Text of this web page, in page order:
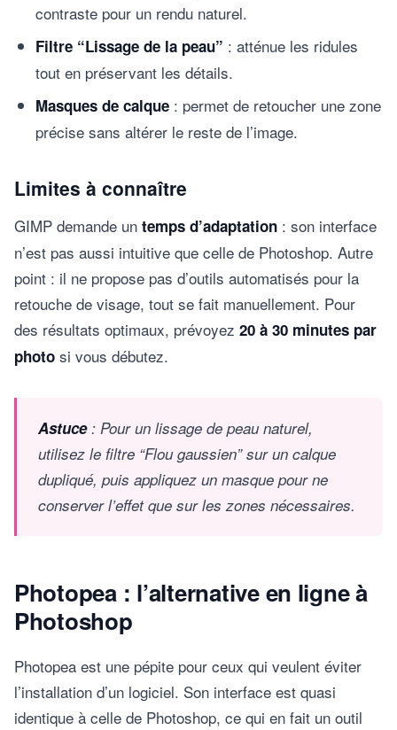
contraste pour un rendu naturel.
Filtre “Lissage de la peau” : atténue les ridules
tout en préservant les détails.
Masques de calque : permet de retoucher une zone
précise sans altérer le reste de l’image.
Limites à connaître
GIMP demande un temps d’adaptation : son interface
n’est pas aussi intuitive que celle de Photoshop. Autre
point : il ne propose pas d’outils automatisés pour la
retouche de visage, tout se fait manuellement. Pour
des résultats optimaux, prévoyez 20 à 30 minutes par
photo si vous débutez.
Astuce: Pour un lissage de peau naturel,
utilisez le filtre “Flou gaussien” sur un calque
dupliqué, puis appliquez un masque pour ne
conserver l’effet que sur les zones nécessaires.
Photopea : l’alternative en ligne à
Photoshop
Photopea est une pépite pour ceux qui veulent éviter
l’installation d’un logiciel. Son interface est quasi
identique à celle de Photoshop, ce qui en fait un outil